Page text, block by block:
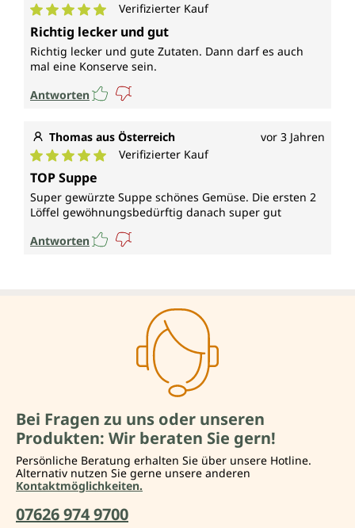
Durchschnittliche Bewertung von 5 von 5 Sternen
Verifizierter Kauf
Richtig lecker und gut
Richtig lecker und gute Zutaten. Dann darf es auch
mal eine Konserve sein.
Antworten
Thomas aus Österreich vor 3 Jahren
Durchschnittliche Bewertung von 5 von 5 Sternen
Verifizierter Kauf
TOP Suppe
Super gewürzte Suppe schönes Gemüse. Die ersten 2
Löffel gewöhnungsbedürftig danach super gut
Antworten
Bei Fragen zu uns oder unseren
Produkten: Wir beraten Sie gern!
Persönliche Beratung erhalten Sie über unsere Hotline.
Alternativ nutzen Sie gerne unsere anderen
Kontaktmöglichkeiten.
07626 974 9700